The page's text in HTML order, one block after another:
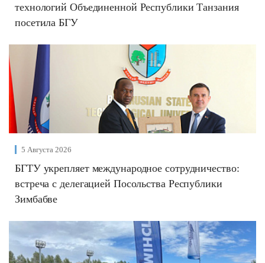
технологий Объединенной Республики Танзания
посетила БГУ
5 Августа 2026
БГТУ укрепляет международное сотрудничество:
встреча с делегацией Посольства Республики
Зимбабве